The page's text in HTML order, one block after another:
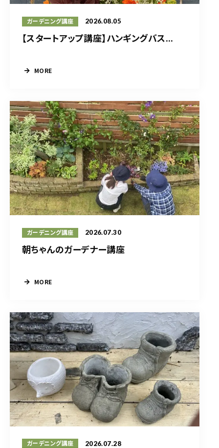
ガーデニング講座 2026.08.05
【スタートアップ講座】ハンギングバス...
MORE
ガーデニング講座 2026.07.30
朝ちゃんのガーデナー講座
MORE
ガーデニング講座 2026.07.28